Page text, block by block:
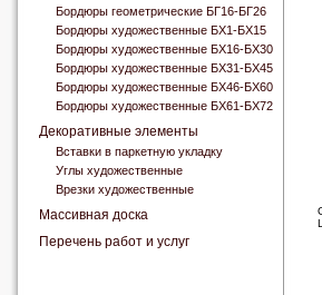
Бордюры геометрические БГ16-БГ26
Бордюры художественные БХ1-БХ15
Бордюры художественные БХ16-БХ30
Бордюры художественные БХ31-БХ45
Бордюры художественные БХ46-БХ60
Бордюры художественные БХ61-БХ72
Декоративные элементы
Вставки в паркетную укладку
Углы художественные
Врезки художественные
Массивная доска
Перечень работ и услуг